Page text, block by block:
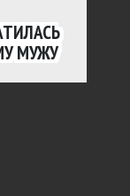
МУЖУ